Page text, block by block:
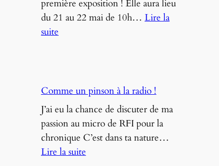
la
Ferme
première exposition ! Elle aura lieu
du 21 au 22 mai de 10h… Lire la
suite:
un
pinson
dans
le
marais »
–
Comme un pinson à la radio !
J’ai eu la chance de discuter de ma
passion au micro de RFI pour la
chronique C’est dans ta nature…
Lire la suite: